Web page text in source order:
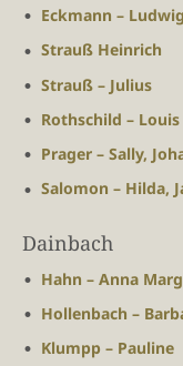
Eckmann – Ludwig
Strauß Heinrich
Strauß – Julius
Rothschild – Louis
Prager – Sally,
Salomon – Hilda,
Dainbach
Hahn – Anna
Hollenbach –
Klumpp – Pauline